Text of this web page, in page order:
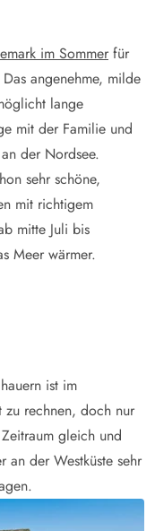
im Sommer für
angenehme, milde
lange
mit der Familie und
der Nordsee.
sehr schöne,
mit richtigem
mitte Juli bis
Meer wärmer.
ist im
zu rechnen, doch nur
gleich und
an der Westküste sehr